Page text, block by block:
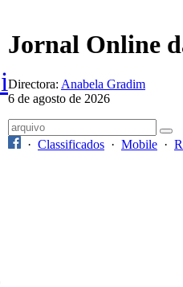
Jornal Online
Directora: Anabela Gradim
6 de agosto de 2026
· Classificados · Mobile ·